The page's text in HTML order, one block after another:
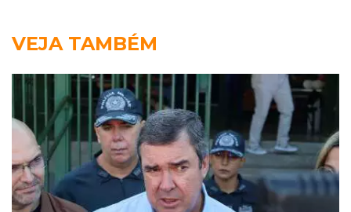
VEJA TAMBÉM